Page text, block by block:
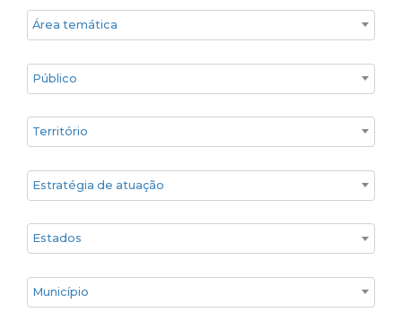
Áreas temáticas
Público
Territórios
Estratégia de atuação
Estado
Cidade